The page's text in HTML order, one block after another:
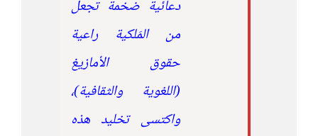
دعائية ضخمة تجعل
من المَلكية راعية
حقوق الأمازيغ
(اللغوية والثقافية)،
واكتسى تخليد هذه